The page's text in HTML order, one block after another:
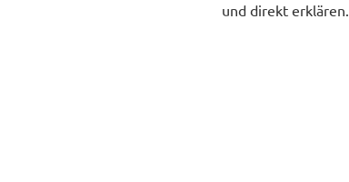
und direkt erklären.